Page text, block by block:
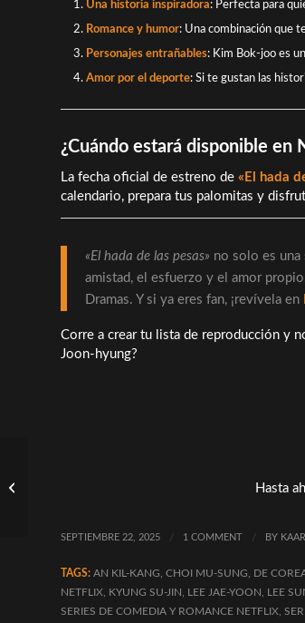
Una historia inspiradora: Perfecta para
Romance y humor: Una combinación que
Personajes entrañables: Kim Bok-joo es
Amor por el deporte: Si te gustan las
¿Cuándo estará disponible en
La fecha oficial de estreno de «El hada
calendario, prepara tus palomitas y
«El hada de las pesas» no solo es una
amistad, el esfuerzo y el amor
Dramas. Y si ya eres fan, ¡revívela en
Corre a crear tu lista de reproducción y
Joon-hyung?
Hasta
SEPTIEMBRE 22, 2025 / 1 COMMENT / BY
TAGS: AN KIL-KANG, CHOI MU-SUNG, DE
NETFLIX, KYUNG SU-JIN , LEE JAE-YOON , LEE
SERIES DE COMEDIA Y ROMANCE NETFLIX,